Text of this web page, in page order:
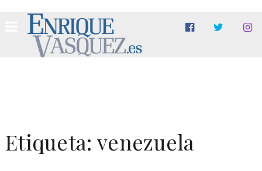
Etiqueta: venezuela